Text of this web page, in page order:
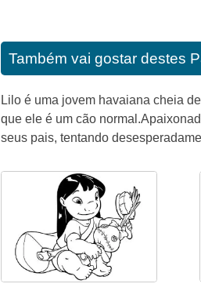
Também vai gostar destes
Lilo é uma jovem havaiana cheia
que ele é um cão
seus pais, tentando